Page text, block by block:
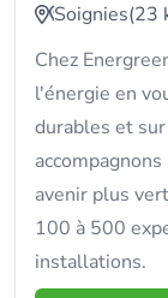
Soignies(23
Chez
l'énergie en
durables et
avenir plus
100 à 500
installations.